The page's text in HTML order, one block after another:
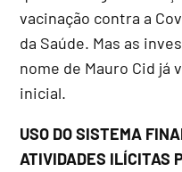
vacinação contra a
da Saúde. Mas as
nome de Mauro Cid já
inicial.
USO DO SISTEMA
ATIVIDADES ILÍCITAS